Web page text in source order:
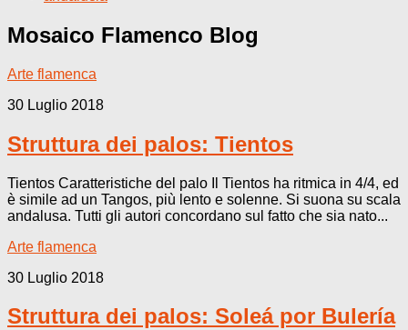
Mosaico Flamenco Blog
Arte flamenca
30 Luglio 2018
Struttura dei palos: Tientos
Tientos Caratteristiche del palo Il Tientos ha ritmica in 4/4, ed
è simile ad un Tangos, più lento e solenne. Si suona su scala
andalusa. Tutti gli autori concordano sul fatto che sia nato...
Arte flamenca
30 Luglio 2018
Struttura dei palos: Soleá por Bulería